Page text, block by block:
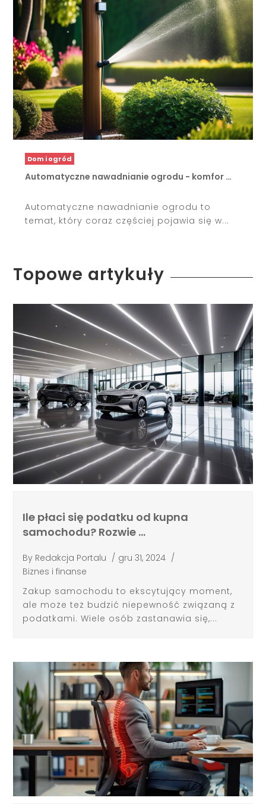
Dom i ogród
Automatyczne nawadnianie ogrodu - komfor …
Automatyczne nawadnianie ogrodu to
temat, który coraz częściej pojawia się w...
Topowe artykuły
Ile płaci się podatku od kupna
samochodu? Rozwie …
By Redakcja Portalu / gru 31, 2024 /
Biznes i finanse
Zakup samochodu to ekscytujący moment,
ale może też budzić niepewność związaną z
podatkami. Wiele osób zastanawia się,...